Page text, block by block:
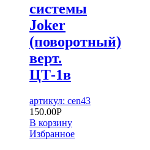
системы
Joker
(поворотный)
верт.
ЦТ-1в
артикул: cen43
150.00Р
В корзину
Избранное